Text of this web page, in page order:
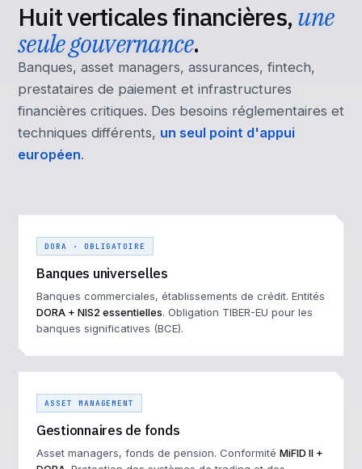
Huit verticales financières, une
seule gouvernance.
Banques, asset managers, assurances, fintech,
prestataires de paiement et infrastructures
financières critiques. Des besoins réglementaires et
techniques différents, un seul point d'appui
européen.
DORA · OBLIGATOIRE
Banques universelles
Banques commerciales, établissements de crédit. Entités
DORA + NIS2 essentielles. Obligation TIBER-EU pour les
banques significatives (BCE).
ASSET MANAGEMENT
Gestionnaires de fonds
Asset managers, fonds de pension. Conformité MiFID II +